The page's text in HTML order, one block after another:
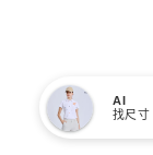
AI
找尺寸